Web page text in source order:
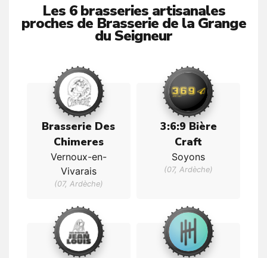
Les 6 brasseries artisanales
proches de Brasserie de la Grange
du Seigneur
Brasserie Des
Chimeres
Vernoux-en-
Vivarais
(07, Ardèche)
3:6:9 Bière
Craft
Soyons
(07, Ardèche)